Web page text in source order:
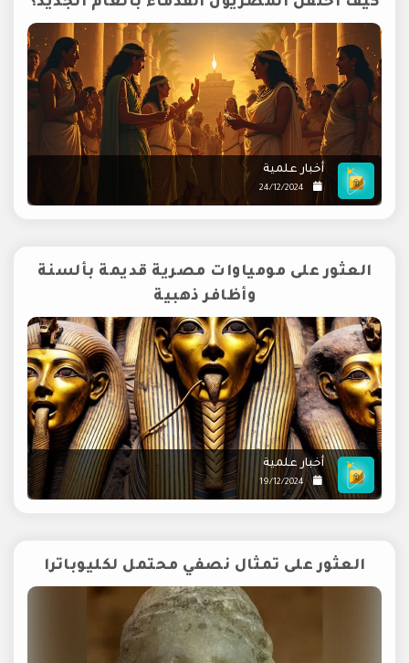
أخبار علمية
24/12/2024
العثور على مومياوات مصرية قديمة بألسنة
وأظافر ذهبية
أخبار علمية
19/12/2024
العثور على تمثال نصفي محتمل لكليوباترا